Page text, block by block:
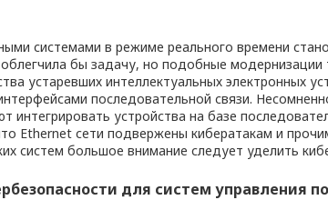
системами в режиме реального времени
бы задачу, но подобные
устаревших интеллектуальных электронных
последовательной связи.
интегрировать устройства на базе
Ethernet сети подвержены кибератакам и
систем большое внимание следует уделить
для систем управления